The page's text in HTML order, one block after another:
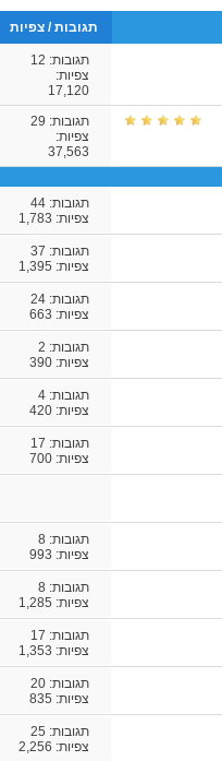
תגובות/צפיות
תגובות: 12
צפיות:
17,120
תגובות: 29
צפיות:
37,563
תגובות: 44
צפיות: 1,783
תגובות: 37
צפיות: 1,395
תגובות: 24
צפיות: 663
תגובות: 2
צפיות: 390
תגובות: 4
צפיות: 420
תגובות: 17
צפיות: 700
תגובות: 8
צפיות: 993
תגובות: 8
צפיות: 1,285
תגובות: 17
צפיות: 1,353
תגובות: 20
צפיות: 835
תגובות: 25
צפיות: 2,256